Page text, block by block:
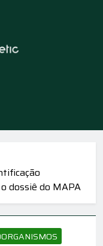
Agro
Biotecnologia E
dossiê do MAPA